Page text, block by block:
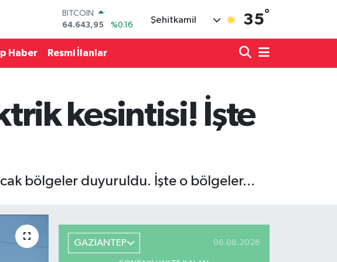
DOLAR
47,6006
%0.06
EURO
55,0250
BİST100
13.768
%48
Şehitkamil 35°
Haber Resmi İlanlar
kesintisi! İşte
bölgeler duyuruldu. İşte o bölgeler...
GAZİANTEP 06.08.2026